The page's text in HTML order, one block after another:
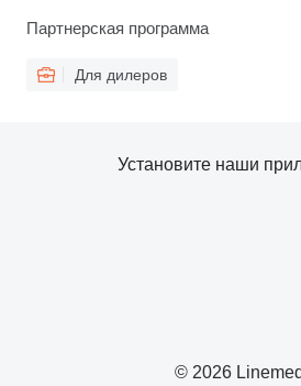
Партнерская программа
Для дилеров
© 2026
Установите наши